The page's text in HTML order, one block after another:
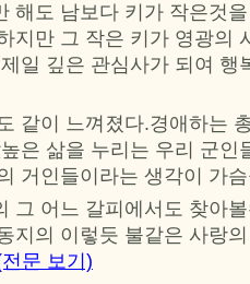
해도 남보다 키가 작은것
지만 그 작은 키가 영광의
일 깊은 관심사가 되여 행
같이 느껴졌다.경애하는
은 삶을 누리는 우리 군인
거인들이라는 생각이 가
그 어느 갈피에서도 찾아
지의 이렇듯 불같은 사랑
문 보기)